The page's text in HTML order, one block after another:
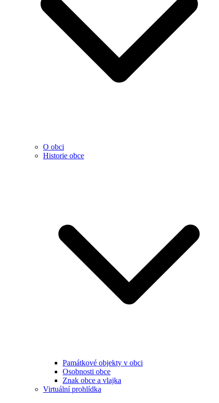
O obci
Historie obce
Památkové objekty v obci
Osobnosti obce
Znak obce a vlajka
Virtuální prohlídka